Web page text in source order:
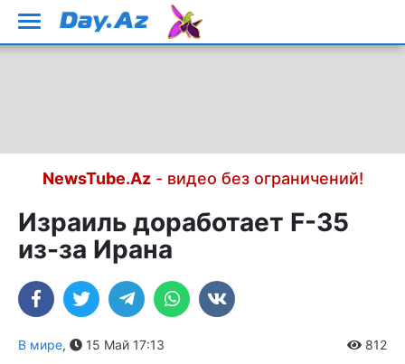
NewsTube.Az- видео без ограничений!
Израиль доработает F-35
из-за Ирана
В мире, 15 Май 17:13 812